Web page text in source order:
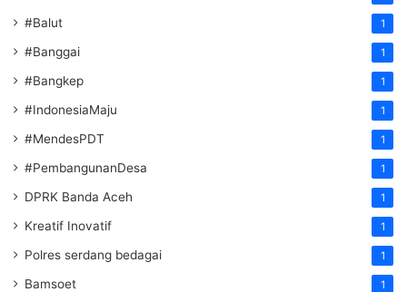
#Balut 1
#Banggai 1
#Bangkep 1
#IndonesiaMaju 1
#MendesPDT 1
#PembangunanDesa 1
DPRK Banda Aceh 1
Kreatif Inovatif 1
Polres serdang bedagai 1
Bamsoet 1